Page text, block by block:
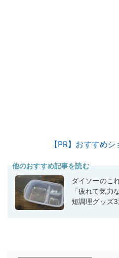
【PR】おすすめ
他のおすすめ記事を読む
ダイソーのこ
「疲れて気
短調理グッズ3